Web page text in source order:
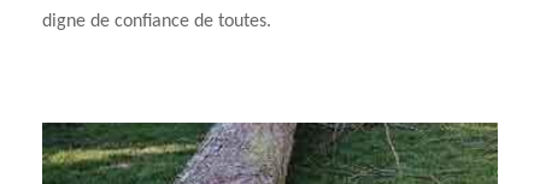
digne de confiance de toutes.